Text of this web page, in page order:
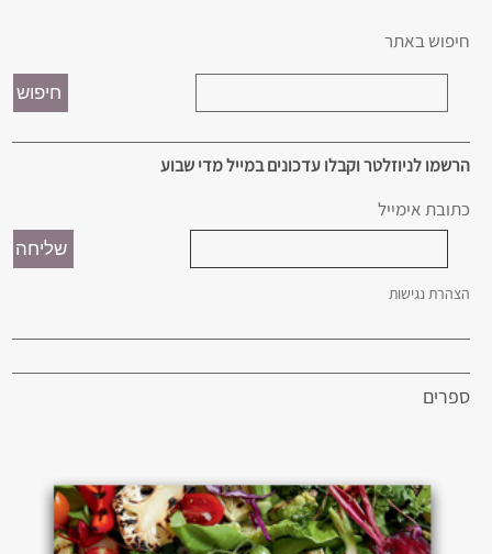
חיפוש באתר
הרשמו לניוזלטר וקבלו עדכונים במייל מדי שבוע
כתובת אימייל
הצהרת נגישות
ספרים